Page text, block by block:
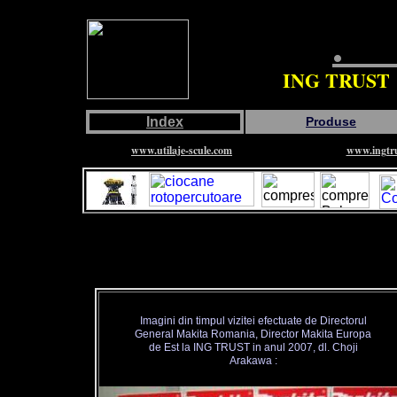
Imagini din timpul vizitei efectuate de Directorul
General Makita Romania, Director Makita Europa
de Est la ING TRUST in anul 2007, dl. Choji
Arakawa :
ING TRUST
Index Produse
www.utilaje-scule.com